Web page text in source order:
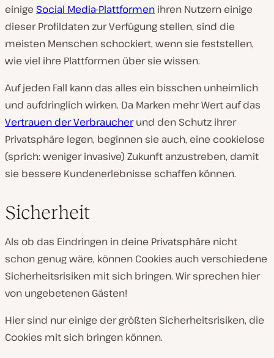
einige Social Media-Plattformen ihren Nutzern einige
dieser Profildaten zur Verfügung stellen, sind die
meisten Menschen schockiert, wenn sie feststellen,
wie viel ihre Plattformen über sie wissen.
Auf jeden Fall kann das alles ein bisschen unheimlich
und aufdringlich wirken. Da Marken mehr Wert auf das
Vertrauen der Verbraucherund den Schutz ihrer
Privatsphäre legen, beginnen sie auch, eine cookielose
(sprich: weniger invasive) Zukunft anzustreben, damit
sie bessere Kundenerlebnisse schaffen können.
Sicherheit
Als ob das Eindringen in deine Privatsphäre nicht
schon genug wäre, können Cookies auch verschiedene
Sicherheitsrisiken mit sich bringen. Wir sprechen hier
von ungebetenen Gästen!
Hier sind nur einige der größten Sicherheitsrisiken, die
Cookies mit sich bringen können.